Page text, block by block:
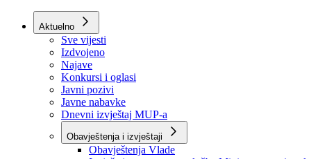
Aktuelno
Sve vijesti
Izdvojeno
Najave
Konkursi i oglasi
Javni pozivi
Javne nabavke
Dnevni izvještaj MUP-a